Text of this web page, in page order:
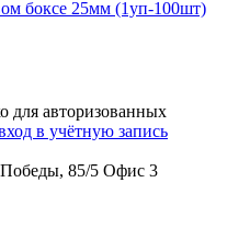
для авторизованных
в учётную запись
Победы, 85/5 Офис 3